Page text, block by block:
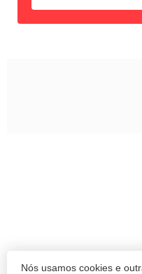
Nós usamos cookies e